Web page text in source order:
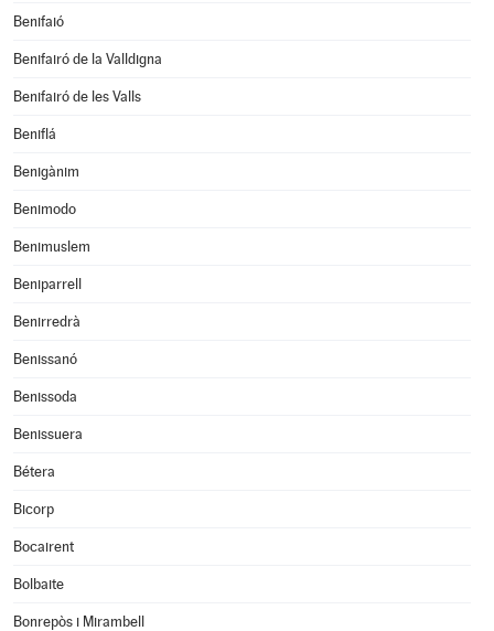
Benifaió
Benifairó de la Valldigna
Benifairó de les Valls
Beniflá
Benigànim
Benimodo
Benimuslem
Beniparrell
Benirredrà
Benissanó
Benissoda
Benissuera
Bétera
Bicorp
Bocairent
Bolbaite
Bonrepòs i Mirambell